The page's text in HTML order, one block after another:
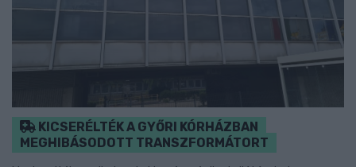
KICSERÉLTÉK A GYŐRI KÓRHÁZBAN
MEGHIBÁSODOTT TRANSZFORMÁTORT